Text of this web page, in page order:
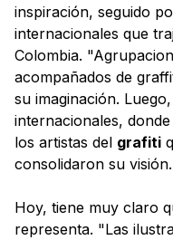
inspiración, seguido
internacionales que
Colombia.
acompañados de
su imaginación.
internacionales,
los artistas del grafiti
consolidaron su visión.
Hoy, tiene muy claro
representa. "Las